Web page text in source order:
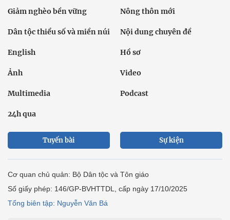
Giảm nghèo bền vững Nông thôn mới
Dân tộc thiểu số và miền núi Nội dung chuyên đề
English Hồ sơ
Ảnh Video
Multimedia Podcast
24h qua
Tuyến bài Sự kiện
Cơ quan chủ quản: Bộ Dân tộc và Tôn giáo
Số giấy phép: 146/GP-BVHTTDL, cấp ngày 17/10/2025
Tổng biên tập: Nguyễn Văn Bá